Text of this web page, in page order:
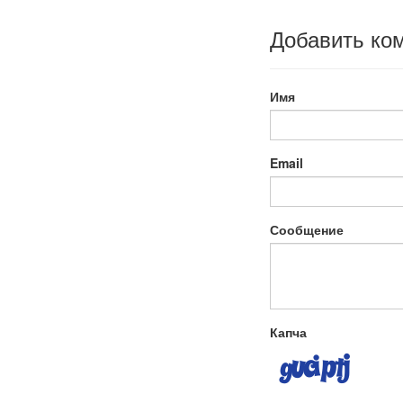
Добавить
Имя
Email
Сообщение
Капча